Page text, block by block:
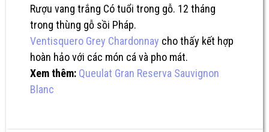
Rượu vang trắng Có tuổi trong gỗ. 12 tháng
trong thùng gỗ sồi Pháp.
Ventisquero Grey Chardonnay cho thấy kết hợp
hoàn hảo với các món cá và pho mát.
Xem thêm: Queulat Gran Reserva Sauvignon
Blanc